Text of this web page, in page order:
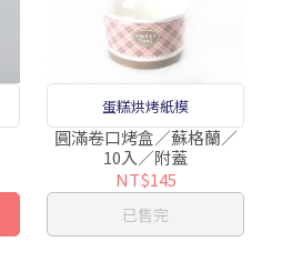
蛋糕烘烤紙模
圓滿卷口烤盒／蘇格蘭／
10入／附蓋
NT$145
已售完